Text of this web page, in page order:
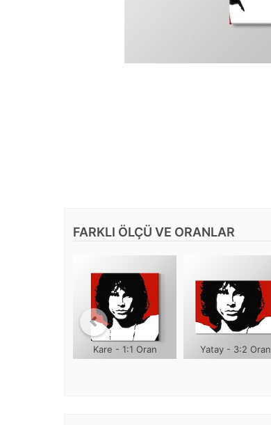
FARKLI ÖLÇÜ VE ORANLAR
Kare - 1:1 Oran Yatay - 3:2 Oran